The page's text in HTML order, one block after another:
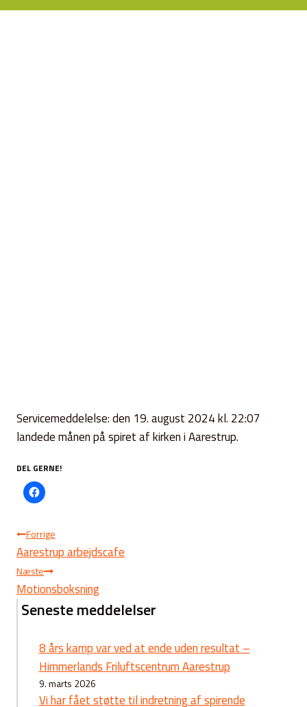
Servicemeddelelse: den 19. august 2024 kl. 22:07
landede månen på spiret af kirken i Aarestrup.
DEL GERNE!
Indlægsnavigation
Forrige
Aarestrup arbejdscafe
Næste
Motionsboksning
Seneste meddelelser
8 års kamp var ved at ende uden resultat –
Himmerlands Friluftscentrum Aarestrup
9. marts 2026
Vi har fået støtte til indretning af spirende